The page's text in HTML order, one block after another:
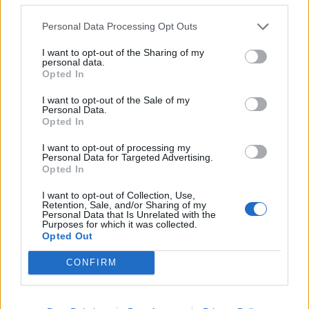
Personal Data Processing Opt Outs
I want to opt-out of the Sharing of my
personal data.
Opted In
I want to opt-out of the Sale of my
Personal Data.
Opted In
I want to opt-out of processing my
Personal Data for Targeted Advertising.
Opted In
I want to opt-out of Collection, Use,
Retention, Sale, and/or Sharing of my
Personal Data that Is Unrelated with the
Purposes for which it was collected.
Opted Out
CONFIRM
Γεννημένος στην Ιταλία το 1457, ο Λίππι ήταν
μαθητής του Μποτιτσέλι. Η φήμη του εξαπλώθηκε
σε όλη την Ιταλία και
τοιχογραφιών στη Ρώμη και τη Φλωρεντία. Ήταν
επίσης διάσημος ζωγράφος βωμών.
ΑΠΕ-ΜΠΕ